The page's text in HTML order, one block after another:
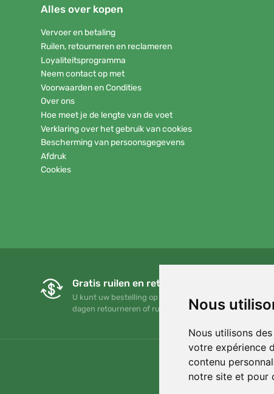
Nous
Nous utilisons
votre expérience
contenu
notre site et pour
Alles over kopen
Vervoer en betaling
Ruilen, retourneren en reclameren
Loyaliteitsprogramma
Neem contact op met
Voorwaarden en Condities
Over ons
Hoe meet je de lengte van de voet
Verklaring over het gebruik van cookies
Bescherming van persoonsgegevens
Afdruk
Cookies
Gratis ruilen en retourneren
U kunt uw bestelling op elk gewenst moment binnen 90
dagen retourneren of ruilen